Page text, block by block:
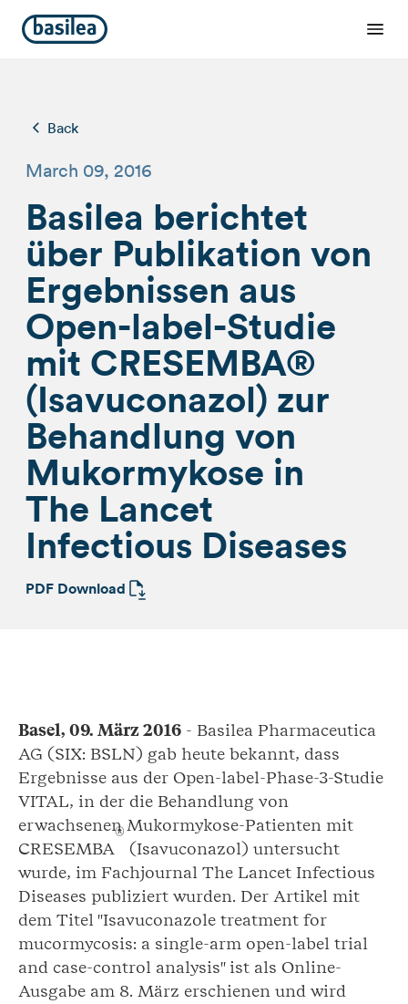
Back
March 09, 2016
Basilea berichtet
über Publikation von
Ergebnissen aus
Open-label-Studie
mit CRESEMBA®
(Isavuconazol) zur
Behandlung von
Mukormykose in
The Lancet
Infectious Diseases
PDF Download
Basel, 09. März 2016 - Basilea Pharmaceutica
AG (SIX: BSLN) gab heute bekannt, dass
Ergebnisse aus der Open-label-Phase-3-Studie
VITAL, in der die Behandlung von
erwachsenen Mukormykose-Patienten mit
CRESEMBA
®
(Isavuconazol) untersucht
wurde, im Fachjournal The Lancet Infectious
Diseases publiziert wurden. Der Artikel mit
dem Titel "Isavuconazole treatment for
mucormycosis: a single-arm open-label trial
and case-control analysis" ist als Online-
Ausgabe am 8. März erschienen und wird